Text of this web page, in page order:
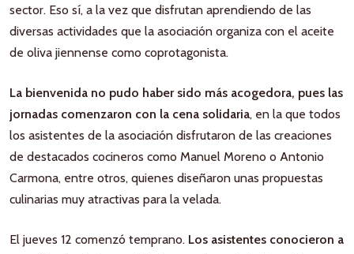
sector. Eso sí, a la vez que disfrutan aprendiendo de las
diversas actividades que la asociación organiza con el aceite
de oliva jiennense como coprotagonista.
La bienvenida no pudo haber sido más acogedora, pues las
jornadas comenzaron con la cena solidaria, en la que todos
los asistentes de la asociación disfrutaron de las creaciones
de destacados cocineros como Manuel Moreno o Antonio
Carmona, entre otros, quienes diseñaron unas propuestas
culinarias muy atractivas para la velada.
El jueves 12 comenzó temprano. Los asistentes conocieron a